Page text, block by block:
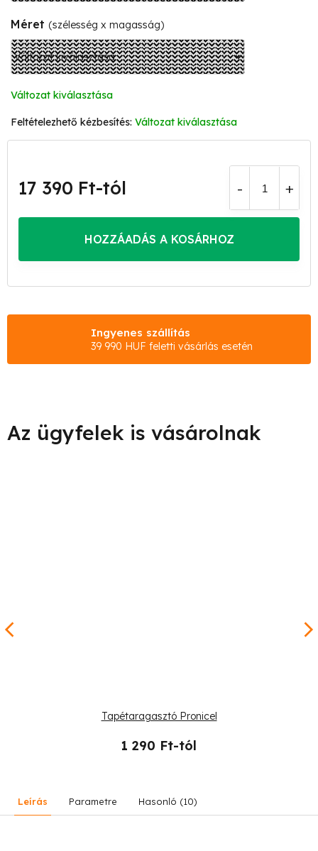
Méret (szélesség x magasság)
Változat kiválasztása
Változat kiválasztása
17 390 Ft-tól
HOZZÁADÁS A KOSÁRHOZ
Ingyenes szállítás
39 990 HUF feletti vásárlás esetén
Tapétaragasztó Pronicel
1 290 Ft-tól
Leírás Parametre Hasonló (10)